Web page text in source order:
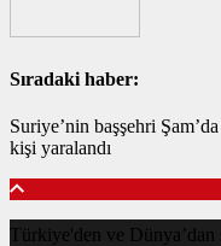
Sıradaki haber:
Suriye’nin başşehri
kişi yaralandı
Türkiye'den ve Dünya’dan